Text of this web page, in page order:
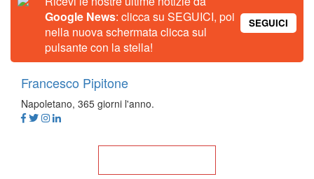
Google News: clicca su SEGUICI, poi
nella nuova schermata clicca sul
pulsante con la stella!
SEGUICI
Francesco Pipitone
Napoletano, 365 giorni l'anno.